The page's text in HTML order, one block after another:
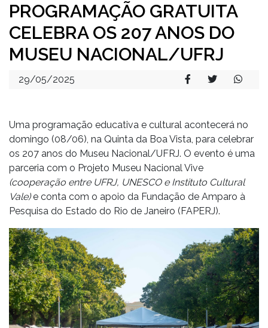
PROGRAMAÇÃO GRATUITA
CELEBRA OS 207 ANOS DO
MUSEU NACIONAL/UFRJ
29/05/2025
Uma programação educativa e cultural acontecerá no
domingo (08/06), na Quinta da Boa Vista, para celebrar
os 207 anos do Museu Nacional/UFRJ. O evento é uma
parceria com o Projeto Museu Nacional Vive
(cooperação entre UFRJ, UNESCO e Instituto Cultural
Vale)e conta com o apoio da Fundação de Amparo à
Pesquisa do Estado do Rio de Janeiro (FAPERJ).